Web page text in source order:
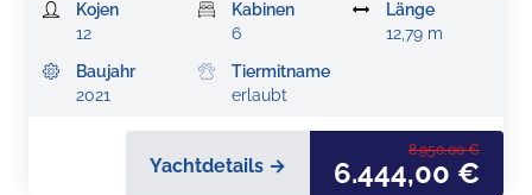
Kojen
12
Kabinen
6
Länge
12,79 m
Baujahr
2021
Tiermitname
erlaubt
Yachtdetails →
8.950,00 €
6.444,00 €